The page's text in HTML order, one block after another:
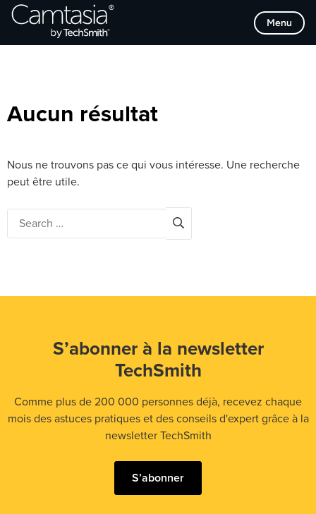
Passer
directement
Menu
Browse Categories
Aucun résultat
Nous ne trouvons pas ce qui vous intéresse. Une recherche
peut être utile.
S’abonner à la newsletter
TechSmith
Comme plus de 200 000 personnes déjà, recevez chaque
mois des astuces pratiques et des conseils d'expert grâce à la
newsletter TechSmith
S’abonner